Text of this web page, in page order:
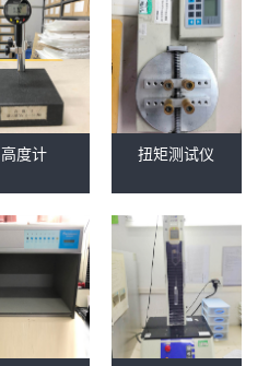
高度计 扭矩测试仪